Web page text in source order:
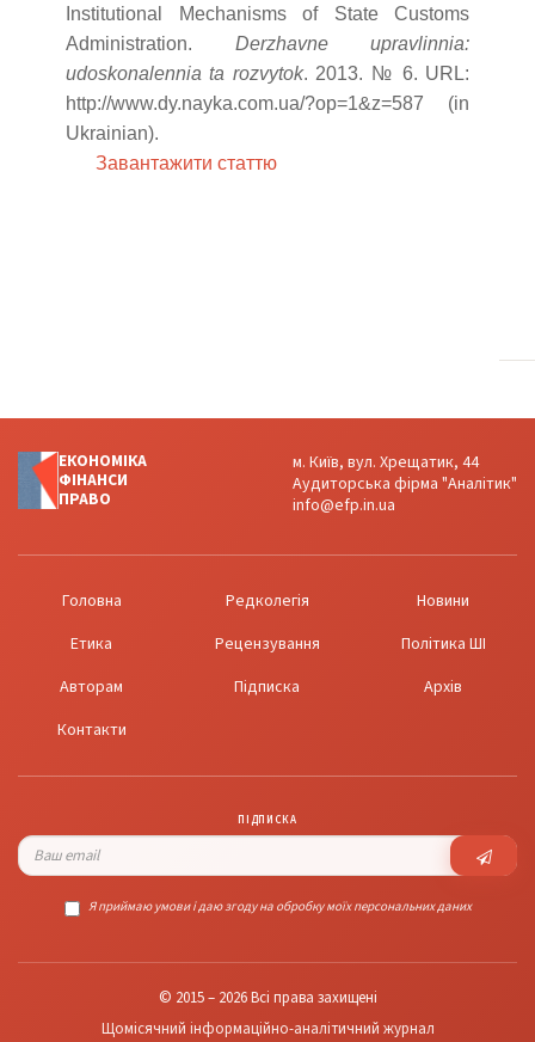
Institutional Mechanisms of State Customs
Administration. Derzhavne upravlinnia:
udoskonalennia ta rozvytok. 2013. № 6. URL:
http://www.dy.nayka.com.ua/?op=1&z=587 (in
Ukrainian).
Завантажити статтю
ЕКОНОМІКА
ФІНАНСИ
ПРАВО
м. Київ, вул. Хрещатик, 44
Аудиторська фірма "Аналітик"
info@efp.in.ua
Головна Редколегія
Новини
Етика
Рецензування
Політика ШІ
Авторам
Підписка
Архів
Контакти
ПІДПИСКА
Я приймаю умови і даю згоду на обробку моїх персональних даних
© 2015 – 2026 Всі права захищені
Щомісячний інформаційно-аналітичний журнал